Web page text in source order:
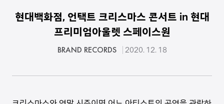
현대백화점, 언택트 크리스마스 콘서트 in 현대
프리미엄아울렛 스페이스원
BRAND RECORDS 2020. 12. 18